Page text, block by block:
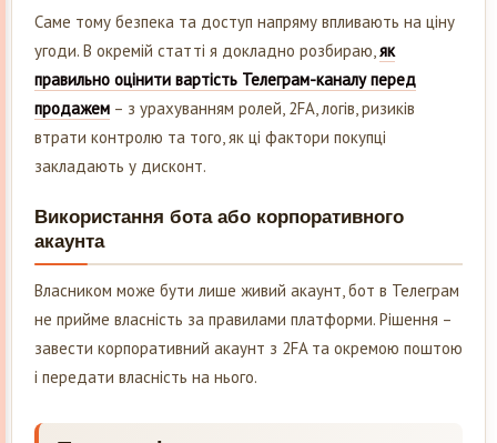
Саме тому безпека та доступ напряму впливають на ціну
угоди. В окремій статті я докладно розбираю,як
правильно оцінити вартість Телеграм-каналу перед
продажем – з урахуванням ролей, 2FA, логів, ризиків
втрати контролю та того, як ці фактори покупці
закладають у дисконт.
Використання бота або корпоративного
акаунта
Власником може бути лише живий акаунт, бот в Телеграм
не прийме власність за правилами платформи. Рішення –
завести корпоративний акаунт з 2FA та окремою поштою
і передати власність на нього.